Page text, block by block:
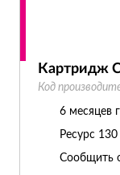
Картридж
Код
6 месяцев
Ресурс 130
Сообщить